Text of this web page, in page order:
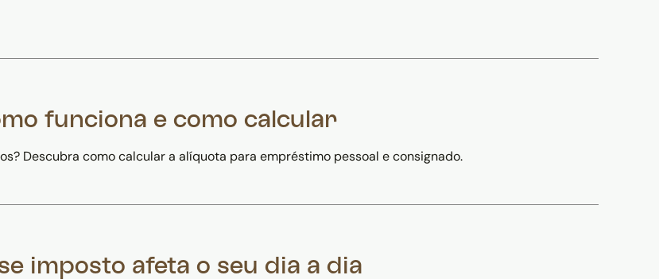
funciona e como calcular
Descubra como calcular a alíquota para empréstimo pessoal e consignado.
imposto afeta o seu dia a dia